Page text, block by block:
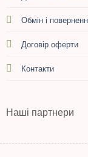
Обмін і
Договір оферти
Контакти
Наші партнери